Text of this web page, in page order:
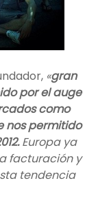
«gran
por el auge
como
nos permitido
Europa ya
facturación y
tendencia